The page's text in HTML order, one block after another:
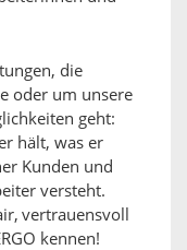
die
oder um unsere
geht:
hält, was er
Kunden und
versteht.
vertrauensvoll
kennen!